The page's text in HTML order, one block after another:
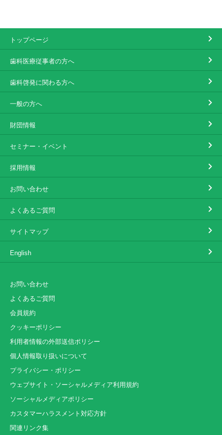
トップページ
歯科医療従事者の方へ
歯科啓発に関わる方へ
一般の方へ
財団情報
セミナー・イベント
採用情報
お問い合わせ
よくあるご質問
サイトマップ
English
お問い合わせ
よくあるご質問
会員規約
クッキーポリシー
利用者情報の外部送信ポリシー
個人情報取り扱いについて
プライバシー・ポリシー
ウェブサイト・ソーシャルメディア利用規約
ソーシャルメディアポリシー
カスタマーハラスメント対応方針
関連リンク集